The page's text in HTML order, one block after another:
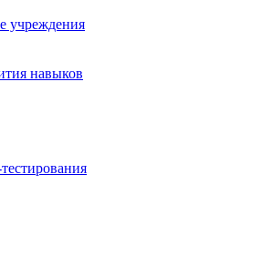
разных платформах
игр
учреждения
навыков